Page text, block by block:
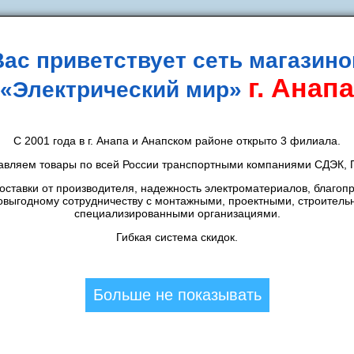
ЧЕРНАЯ д25
4,65 шт.
5 шт.
приветствует сеть
«Электрический мир» г. Анапа
С 2001 года в г. Анапа и Анапском районе открыто 3 филиала.
товары по всей России транспортными компаниями СДЭК,
от производителя, надежность электроматериалов,
сотрудничеству с монтажными, проектными,
специализированными организациями.
Гибкая система скидок.
Больше не показывать